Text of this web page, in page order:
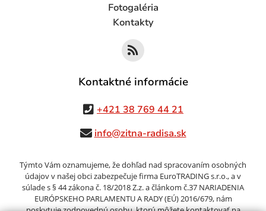
Fotogaléria
Kontakty
Kontaktné informácie
+421 38 769 44 21
info@zitna-radisa.sk
Týmto Vám oznamujeme, že dohľad nad spracovaním osobných
údajov v našej obci zabezpečuje firma EuroTRADING s.r.o., a v
súlade s § 44 zákona č. 18/2018 Z.z. a článkom č.37 NARIADENIA
EURÓPSKEHO PARLAMENTU A RADY (EÚ) 2016/679, nám